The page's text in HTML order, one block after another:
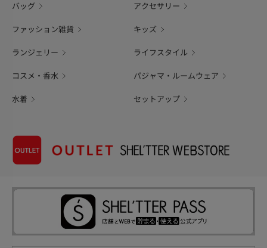
バッグ アクセサリー
ファッション雑貨 キッズ
ランジェリー ライフスタイル
コスメ・香水 パジャマ・ルームウェア
水着 セットアップ